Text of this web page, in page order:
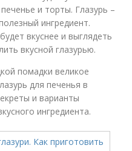
и торты. Глазурь –
ингредиент.
вкуснее и выглядеть
вкусной глазурью.
помадки великое
для печенья в
и варианты
ингредиента.